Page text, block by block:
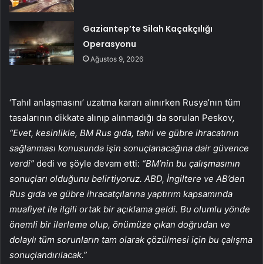
Gaziantep’te Silah Kaçakçılığı
Operasyonu
Ağustos 9, 2026
‘Tahıl anlaşmasını’ uzatma kararı alınırken Rusya’nın tüm
tasalarının dikkate alınıp alınmadığı da sorulan Peskov,
“Evet, kesinlikle, BM Rus gıda, tahıl ve gübre ihracatının
sağlanması konusunda işin sonuçlanacağına dair güvence
verdi” dedi ve şöyle devam etti: “BM’nin bu çalışmasının
sonuçları olduğunu belirtiyoruz. ABD, İngiltere ve AB’den
Rus gıda ve gübre ihracatçılarına yaptırım kapsamında
muafiyet ile ilgili ortak bir açıklama geldi. Bu olumlu yönde
önemli bir ilerleme olup, önümüze çıkan doğrudan ve
dolaylı tüm sorunların tam olarak çözülmesi için bu çalışma
sonuçlandırılacak.”